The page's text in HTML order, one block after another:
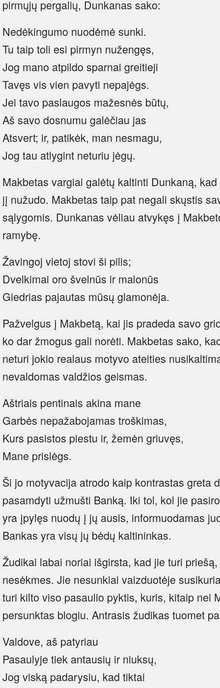
pirmųjų pergalių, Dunkanas sako:
Nedėkingumo nuodėmė sunki.
Tu taip toli esi pirmyn nužengęs,
Jog mano atpildo sparnai greitieji
Tavęs vis vien pavyti nepajėgs.
Jei tavo paslaugos mažesnės būtų,
Aš savo dosnumu galėčiau jas
Atsvert; ir, patikėk, man nesmagu,
Jog tau atlygint neturiu jėgų.
Makbetas vargiai galėtų kaltinti Dunkaną,
jį nužudo. Makbetas taip pat negali skųstis
sąlygomis. Dunkanas vėliau atvykęs į
ramybę.
Žavingoj vietoj stovi ši pilis;
Dvelkimai oro švelnūs ir malonūs
Giedrias pajautas mūsų glamonėja.
Pažvelgus į Makbetą, kai jis pradeda savo
ko dar žmogus gali norėti. Makbetas sako,
neturi jokio realaus motyvo ateities
nevaldomas valdžios geismas.
Aštriais pentinais akina mane
Garbės nepažabojamas troškimas,
Kurs pasistos piestu ir, žemėn griuvęs,
Mane prislėgs.
Ši jo motyvacija atrodo kaip kontrastas greta
pasamdyti užmušti Banką. Iki tol, kol jie
yra įpylęs nuodų į jų ausis, informuodamas
Bankas yra visų jų bėdų kaltininkas.
Žudikai labai noriai išgirsta, kad jie turi
nesėkmes. Jie nesunkiai vaizduotėje
turi kilto viso pasaulio pyktis, kuris, kitaip nei
persunktas blogiu. Antrasis žudikas tuomet
Valdove, aš patyriau
Pasaulyje tiek antausių ir niuksų,
Jog viską padarysiu, kad tiktai